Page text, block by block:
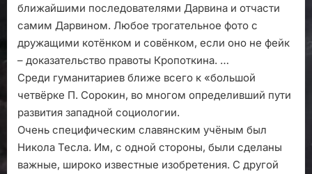
ближайшими последователями Дарвина и отчасти
самим Дарвином. Любое трогательное фото с
дружащими котёнком и совёнком, если оно не фейк
– доказательство правоты Кропоткина. …
Среди гуманитариев ближе всего к «большой
четвёрке П. Сорокин, во многом определивший пути
развития западной социологии.
Очень специфическим славянским учёным был
Никола Тесла. Им, с одной стороны, были сделаны
важные, широко известные изобретения. С другой